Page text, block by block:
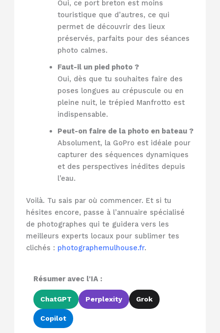
Oui, ce port breton est moins
touristique que d’autres, ce qui
permet de découvrir des lieux
préservés, parfaits pour des séances
photo calmes.
Faut-il un pied photo ?
Oui, dès que tu souhaites faire des
poses longues au crépuscule ou en
pleine nuit, le trépied Manfrotto est
indispensable.
Peut-on faire de la photo en bateau ?
Absolument, la GoPro est idéale pour
capturer des séquences dynamiques
et des perspectives inédites depuis
l’eau.
Voilà. Tu sais par où commencer. Et si tu
hésites encore, passe à l’annuaire spécialisé
de photographes qui te guidera vers les
meilleurs experts locaux pour sublimer tes
clichés : photographemulhouse.fr.
Résumer avec l'IA :
ChatGPT Perplexity Grok
Copilot